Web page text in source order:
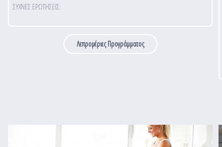
ΣΥΧΝΕΣ ΕΡΩΤΗΣΕΙΣ:
Λεπρομέριες Προγράμματος